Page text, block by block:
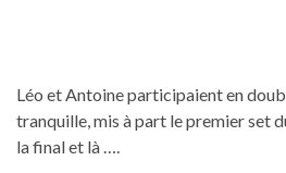
Léo et Antoine participaient en
tranquille, mis à part le premier set
la final et là ….